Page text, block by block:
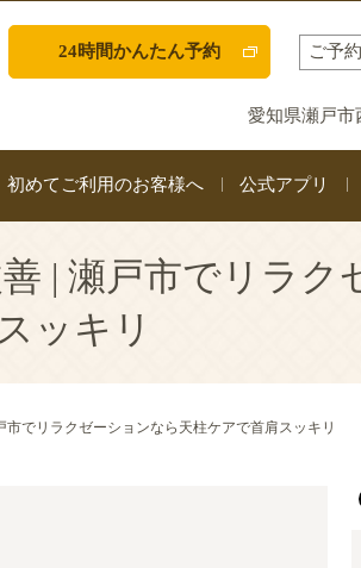
24時間かんたん予約 ご予約
愛知県瀬戸市
初めてご利用のお客様へ 公式アプリ
| 瀬戸市でリラ
ッキリ
でリラクゼーションなら天柱ケアで首肩スッキリ